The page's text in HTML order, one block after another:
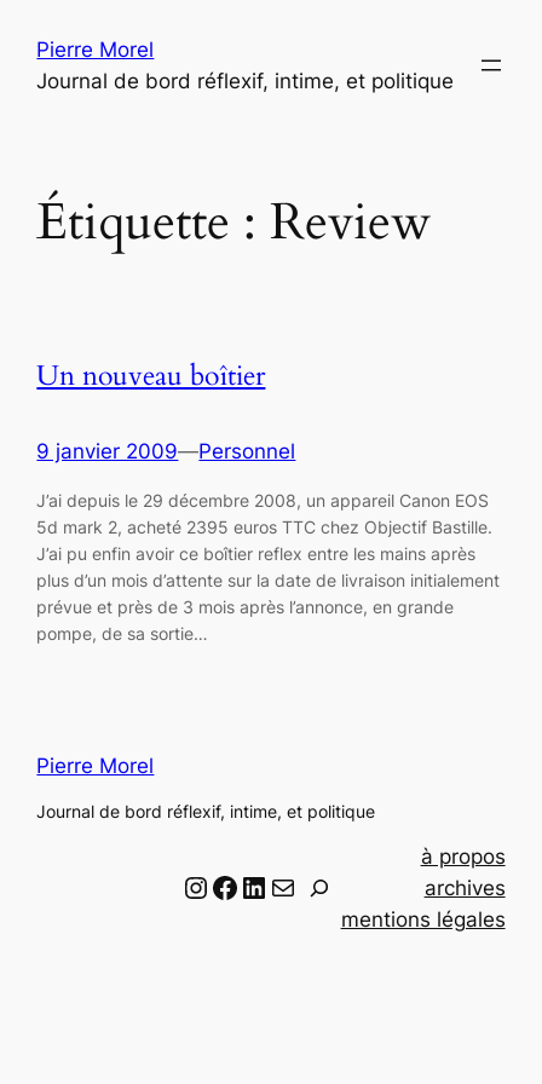
contenu
Pierre Morel
Journal de bord réflexif, intime, et politique
Étiquette :Review
Un nouveau boîtier
9 janvier 2009—Personnel
J’ai depuis le 29 décembre 2008, un appareil Canon EOS
5d mark 2, acheté 2395 euros TTC chez Objectif Bastille.
J’ai pu enfin avoir ce boîtier reflex entre les mains après
plus d’un mois d’attente sur la date de livraison initialement
prévue et près de 3 mois après l’annonce, en grande
pompe, de sa sortie…
Pierre Morel
Journal de bord réflexif, intime, et politique
Instagram Facebook LinkedIn Email
à propos
archives
mentions légales